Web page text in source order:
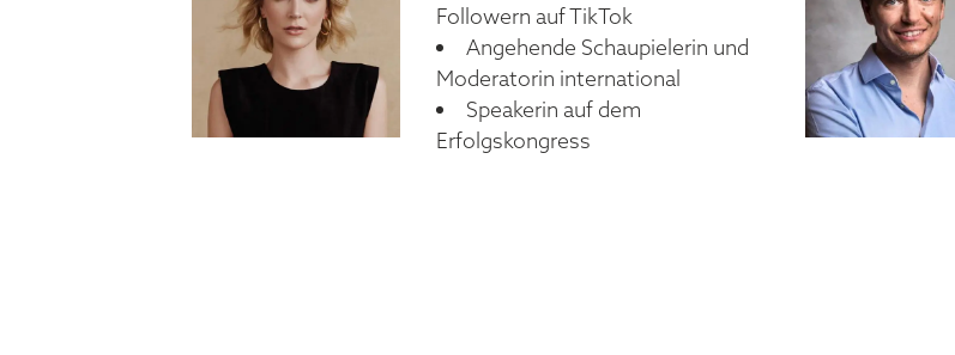
Followern auf TikTok
Angehende Schaupielerin und
Moderatorin international
Speakerin auf dem
Erfolgskongress